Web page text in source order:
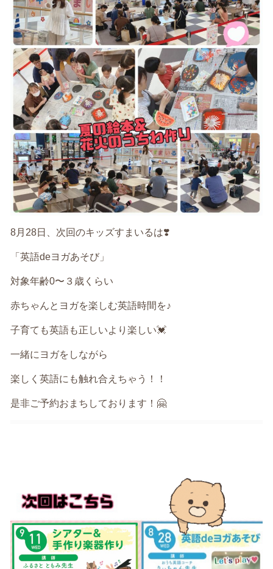
8月28日、次回のキッズすまいるは❣️
「英語deヨガあそび」
対象年齢0〜３歳くらい
赤ちゃんとヨガを楽しむ英語時間を♪
子育ても英語も正しいより楽しい💓
一緒にヨガをしながら
楽しく英語にも触れ合えちゃう！！
是非ご予約おまちしております！🤗